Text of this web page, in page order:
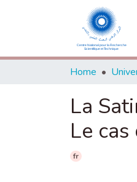
Home
La
Le
fr